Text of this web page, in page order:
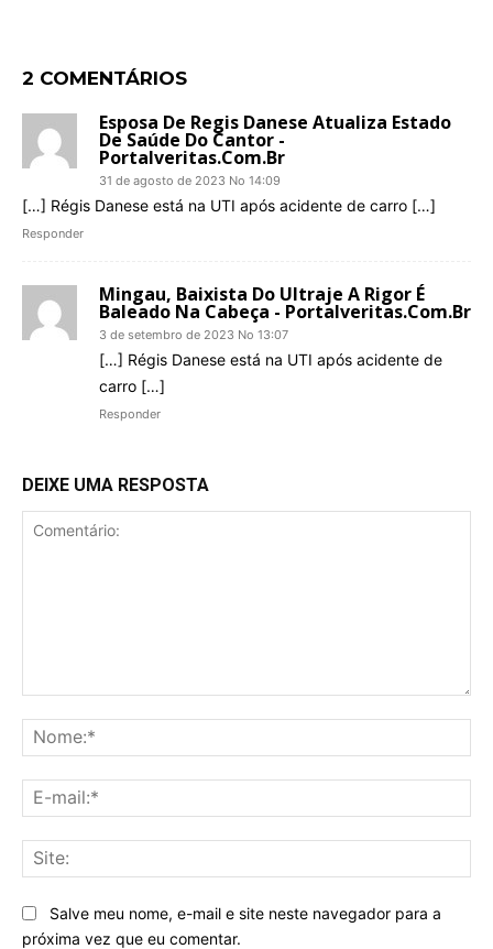
2 COMENTÁRIOS
Esposa De Regis Danese Atualiza Estado
De Saúde Do Cantor -
Portalveritas.com.br
31 de agosto de 2023 No 14:09
[…] Régis Danese está na UTI após acidente de carro […]
Responder
Mingau, Baixista Do Ultraje A Rigor É
Baleado Na Cabeça - Portalveritas.com.br
3 de setembro de 2023 No 13:07
[…] Régis Danese está na UTI após acidente de
carro […]
Responder
DEIXE UMA RESPOSTA
Salve meu nome, e-mail e site neste navegador para a
próxima vez que eu comentar.